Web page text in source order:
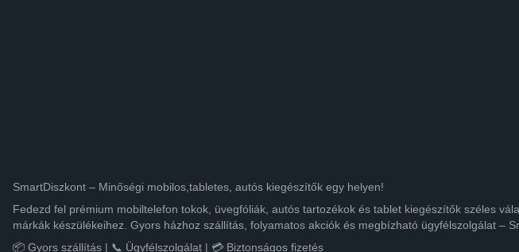
SmartDiszkont – Minőségi mobilos,tabletes, autós kiegészítők egy helyen!
Fedezd fel prémium mobiltelefon tokok, üvegfóliák, autós tartozékok és tablet kiegészítők széles
márkák készülékeihez. Gyors házhoz szállítás, folyamatos akciók és megbízható ügyfélszolgálat –
📦 Gyors szállítás | 📞 Ügyfélszolgálat | 💳 Biztonságos fizetés